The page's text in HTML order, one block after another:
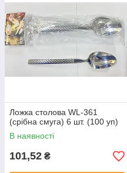
Ложка столова WL-361
(срібна смуга) 6 шт. (100 уп)
В наявності
101,52 ₴